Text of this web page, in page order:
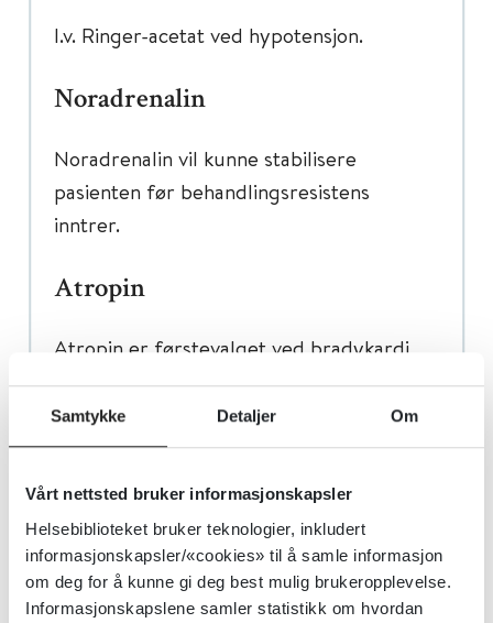
Samtykke Detaljer Om
Vårt nettsted bruker informasjonskapsler
Helsebiblioteket bruker teknologier, inkludert
informasjonskapsler/«cookies» til å samle informasjon
om deg for å kunne gi deg best mulig brukeropplevelse.
Informasjonskapslene samler statistikk om hvordan
I.v. Ringer-acetat ved hypotensjon.
Noradrenalin
Noradrenalin vil kunne stabilisere
pasienten før behandlingsresistens
inntrer.
Atropin
Atropin er førstevalget ved bradykardi
(tidlig bradykardi er vanlig for diltiazem),
men har ofte begrenset effekt ved
alvorlige forgiftninger. Ved tidlig
Dekontaminering
Dosering av atropin
Voksne: